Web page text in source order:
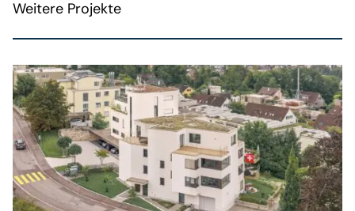
Weitere Projekte